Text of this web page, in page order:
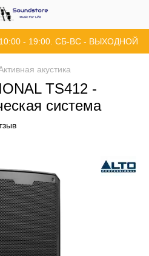
- 19:00. СБ-ВС - ВЫХОДНОЙ
акустика
TS412 -
система